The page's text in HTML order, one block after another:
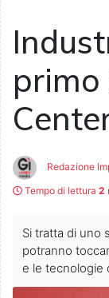
primo
Redazione
Tempo di lettura 2
Si tratta di uno
potranno
e le tecnologie